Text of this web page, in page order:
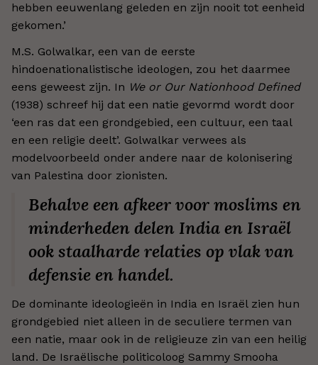
hebben eeuwenlang geleden en zijn nooit tot eenheid
gekomen.’
M.S. Golwalkar, een van de eerste
hindoenationalistische ideologen, zou het daarmee
eens geweest zijn. In We or Our Nationhood Defined
(1938) schreef hij dat een natie gevormd wordt door
‘een ras dat een grondgebied, een cultuur, een taal
en een religie deelt’. Golwalkar verwees als
modelvoorbeeld onder andere naar de kolonisering
van Palestina door zionisten.
Behalve een afkeer voor moslims en
minderheden delen India en Israël
ook staalharde relaties op vlak van
defensie en handel.
De dominante ideologieën in India en Israël zien hun
grondgebied niet alleen in de seculiere termen van
een natie, maar ook in de religieuze zin van een heilig
land. De Israëlische politicoloog Sammy Smooha